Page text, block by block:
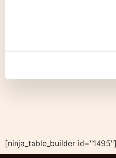
[ninja_table_builder id="1495"]